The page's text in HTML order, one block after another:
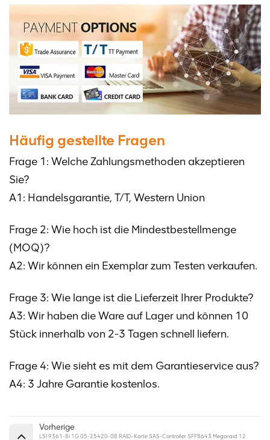
Häufig gestellte Fragen
Frage 1: Welche Zahlungsmethoden akzeptieren
Sie?
A1: Handelsgarantie, T/T, Western Union
Frage 2: Wie hoch ist die Mindestbestellmenge
(MOQ)?
A2: Wir können ein Exemplar zum Testen verkaufen.
Frage 3: Wie lange ist die Lieferzeit Ihrer Produkte?
A3: Wir haben die Ware auf Lager und können 10
Stück innerhalb von 2-3 Tagen schnell liefern.
Frage 4: Wie sieht es mit dem Garantieservice aus?
A4: 3 Jahre Garantie kostenlos.
Vorherige
LSI 9361-8i 1G 05-25420-08 RAID-Karte SAS-Controller SFF8643 Megaraid 12